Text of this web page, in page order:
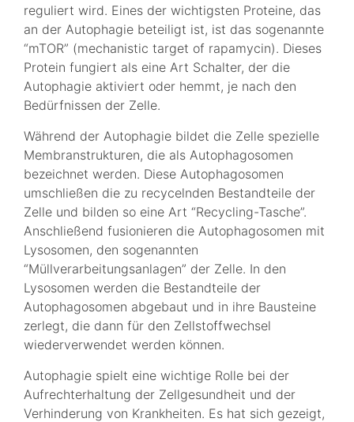
reguliert wird. Eines der wichtigsten Proteine, das
an der Autophagie beteiligt ist, ist das sogenannte
“mTOR” (mechanistic target of rapamycin). Dieses
Protein fungiert als eine Art Schalter, der die
Autophagie aktiviert oder hemmt, je nach den
Bedürfnissen der Zelle.
Während der Autophagie bildet die Zelle spezielle
Membranstrukturen, die als Autophagosomen
bezeichnet werden. Diese Autophagosomen
umschließen die zu recycelnden Bestandteile der
Zelle und bilden so eine Art “Recycling-Tasche”.
Anschließend fusionieren die Autophagosomen mit
Lysosomen, den sogenannten
“Müllverarbeitungsanlagen” der Zelle. In den
Lysosomen werden die Bestandteile der
Autophagosomen abgebaut und in ihre Bausteine
zerlegt, die dann für den Zellstoffwechsel
wiederverwendet werden können.
Autophagie spielt eine wichtige Rolle bei der
Aufrechterhaltung der Zellgesundheit und der
Verhinderung von Krankheiten. Es hat sich gezeigt,